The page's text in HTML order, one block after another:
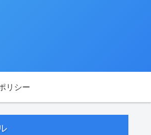
リシー